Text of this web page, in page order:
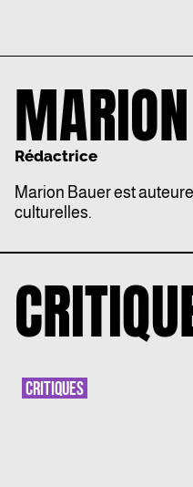
Rédactrice
Marion Bauer est
culturelles.
CRITIQUES